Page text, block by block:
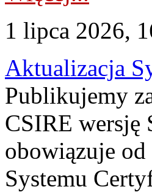
1 lipca 2026,
Aktualizacja
Publikujemy
CSIRE wersję
obowiązuje
Systemu